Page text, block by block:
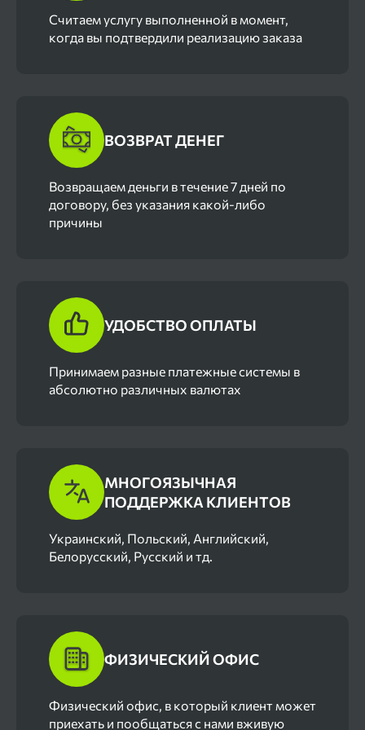
Cчитаем услугу выполненной в момент,
когда вы подтвердили реализацию заказа
ВОЗВРАТ ДЕНЕГ
Возвращаем деньги в течение 7 дней по
договору, без указания какой-либо
причины
УДОБСТВО ОПЛАТЫ
Принимаем разные платежные системы в
абсолютно различных валютах
МНОГОЯЗЫЧНАЯ
ПОДДЕРЖКА КЛИЕНТОВ
Украинский, Польский, Английский,
Белорусский, Русский и тд.
ФИЗИЧЕСКИЙ ОФИС
Физический офис, в который клиент может
приехать и пообщаться с нами вживую